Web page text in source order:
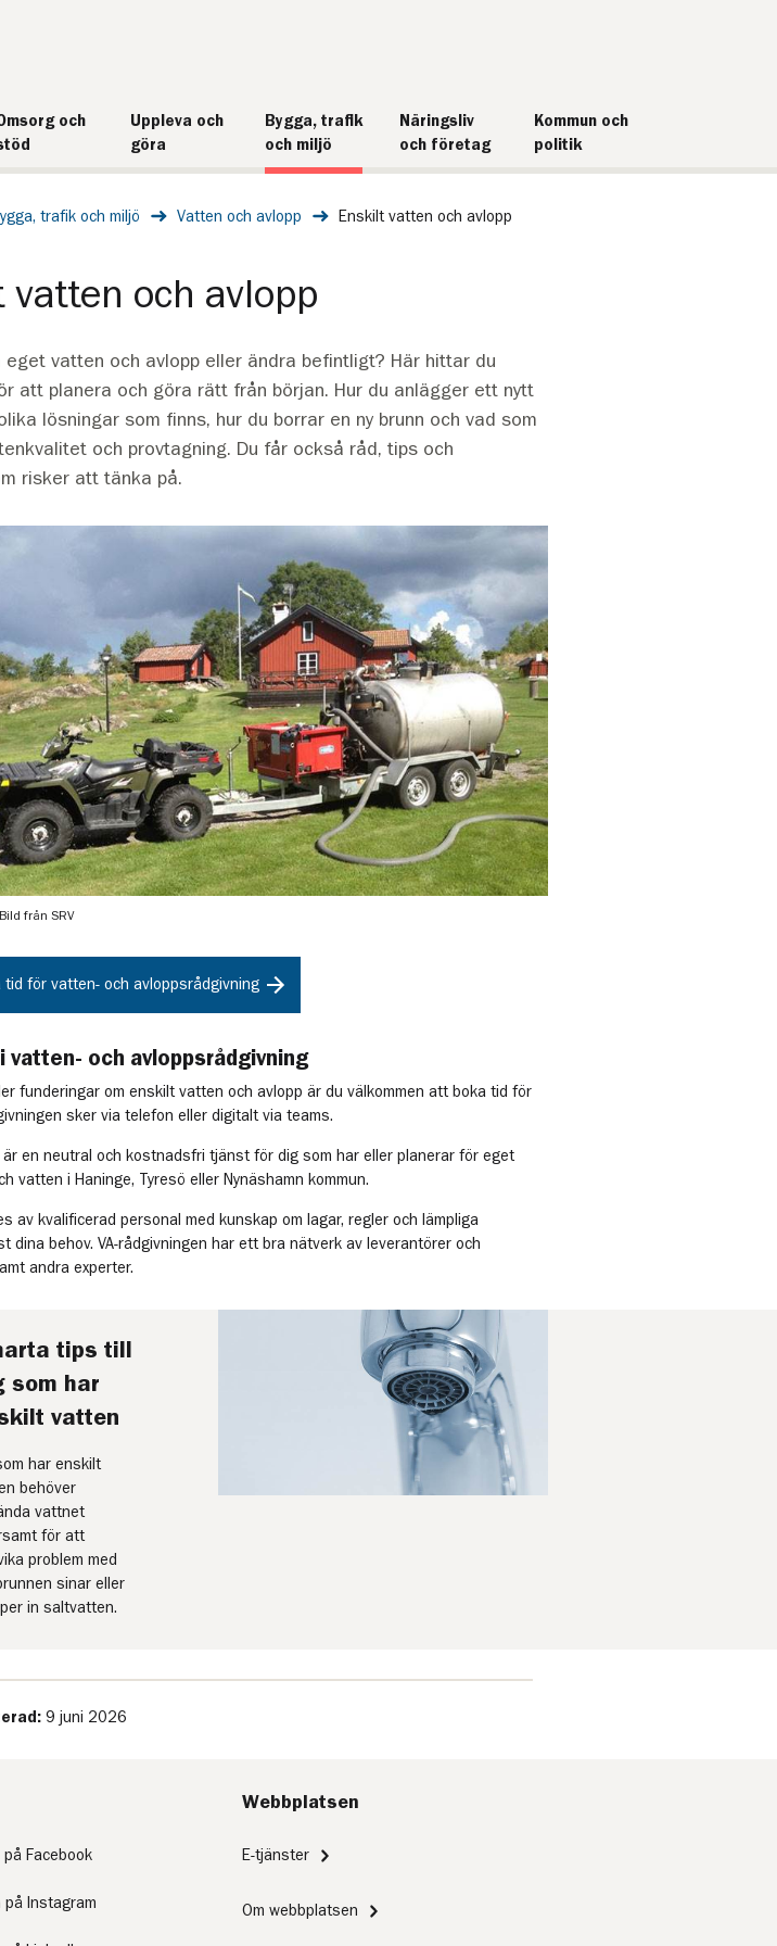
och
Uppleva och
göra
Bygga, trafik
och miljö
Näringsliv
och företag
Kommun och
politik
trafik och miljö Vatten och avlopp Enskilt vatten och avlopp
vatten och avlopp
eget vatten och avlopp eller ändra befintligt? Här hittar du
att planera och göra rätt från början. Hur du anlägger ett nytt
lösningar som finns, hur du borrar en ny brunn och vad som
och provtagning. Du får också råd, tips och
risker att tänka på.
från SRV
tid för vatten- och avloppsrådgivning
vatten- och avloppsrådgivning
funderingar om enskilt vatten och avlopp är du välkommen att boka tid för
sker via telefon eller digitalt via teams.
är en neutral och kostnadsfri tjänst för dig som har eller planerar för eget
vatten i Haninge, Tyresö eller Nynäshamn kommun.
av kvalificerad personal med kunskap om lagar, regler och lämpliga
dina behov. VA-rådgivningen har ett bra nätverk av leverantörer och
andra experter.
tips till
som har
vatten
har enskilt
behöver
vattnet
för att
problem med
sinar eller
in saltvatten.
9 juni 2026
på Facebook
på Instagram
Webbplatsen
E-tjänster
Om webbplatsen